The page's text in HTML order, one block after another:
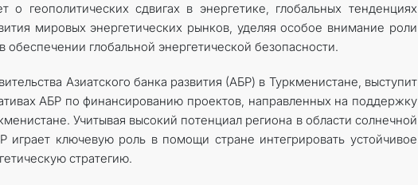
о геополитических сдвигах в энергетике, глобальных тенденциях
мировых энергетических рынков, уделяя особое внимание роли
глобальной энергетической безопасности.
Азиатского банка развития (АБР) в Туркменистане, выступит
АБР по финансированию проектов, направленных на поддержку
Учитывая высокий потенциал региона в области солнечной
играет ключевую роль в помощи стране интегрировать устойчивое
стратегию.